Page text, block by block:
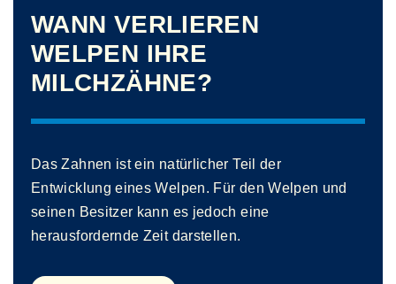
WANN VERLIEREN
WELPEN IHRE
MILCHZÄHNE?
Das Zahnen ist ein natürlicher Teil der
Entwicklung eines Welpen. Für den Welpen und
seinen Besitzer kann es jedoch eine
herausfordernde Zeit darstellen.